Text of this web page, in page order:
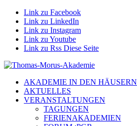
Link zu Facebook
Link zu LinkedIn
Link zu Instagram
Link zu Youtube
Link zu Rss Diese Seite
AKADEMIE IN DEN HÄUSERN
AKTUELLES
VERANSTALTUNGEN
TAGUNGEN
FERIENAKADEMIEN